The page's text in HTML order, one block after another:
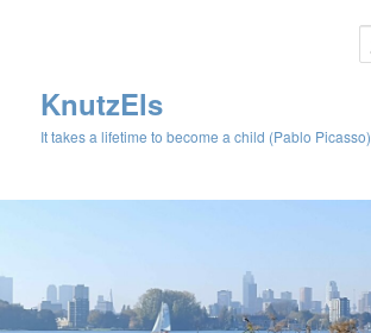
KnutzEls
It takes a lifetime to become a child (Pablo Picasso)